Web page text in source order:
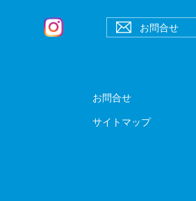
お問合せ
お問合せ
サイトマップ